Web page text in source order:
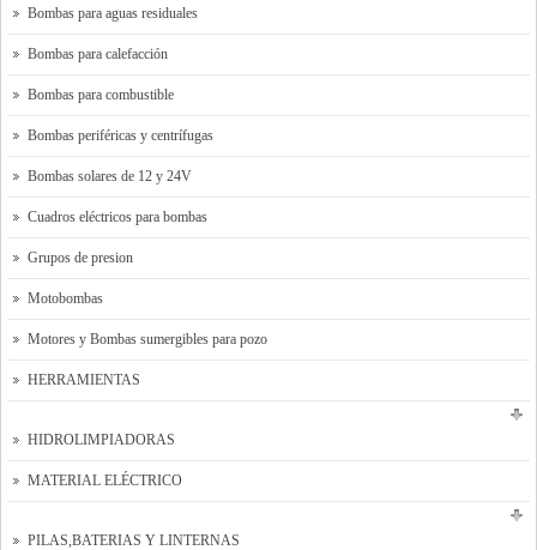
Bombas para aguas residuales
Bombas para calefacción
Bombas para combustible
Bombas periféricas y centrífugas
Bombas solares de 12 y 24V
Cuadros eléctricos para bombas
Grupos de presion
Motobombas
Motores y Bombas sumergibles para pozo
HERRAMIENTAS
HIDROLIMPIADORAS
MATERIAL ELÉCTRICO
PILAS,BATERIAS Y LINTERNAS